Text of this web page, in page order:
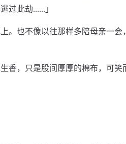
过此劫……」
。也不像以往那样多陪母亲一会
香，只是股间厚厚的棉布，可笑